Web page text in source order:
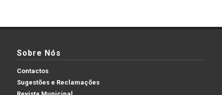
Sobre Nós
Contactos
Sugestões e Reclamações
Revista Municipal